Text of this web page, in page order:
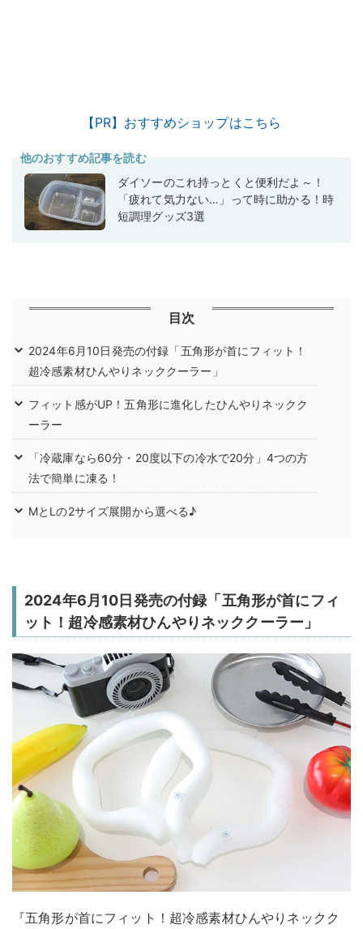
【PR】おすすめショップはこちら
他のおすすめ記事を読む
ダイソーのこれ持っとくと便利だよ～！
「疲れて気力ない…」って時に助かる！時
短調理グッズ3選
目次
2024年6月10日発売の付録「五角形が首にフィット！
超冷感素材ひんやりネッククーラー」
フィット感がUP！五角形に進化したひんやりネックク
ーラー
「冷蔵庫なら60分・20度以下の冷水で20分」4つの方
法で簡単に凍る！
MとLの2サイズ展開から選べる♪
2024年6月10日発売の付録「五角形が首にフィ
ット！超冷感素材ひんやりネッククーラー」
『五角形が首にフィット！超冷感素材ひんやりネックク